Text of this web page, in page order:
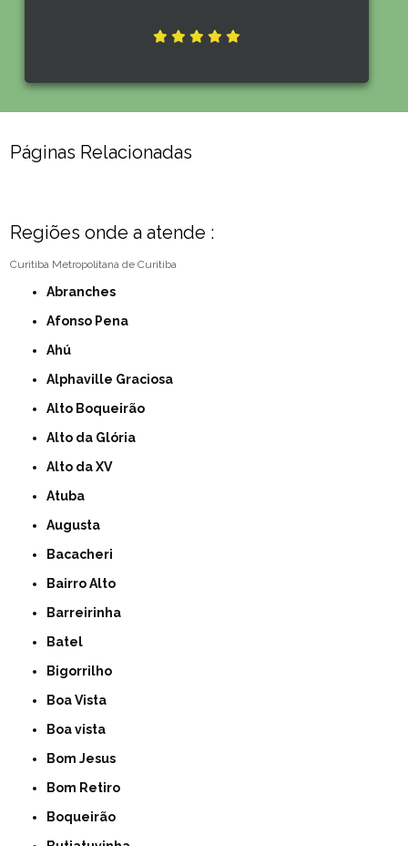
Páginas Relacionadas
Regiões onde a atende :
Curitiba Metropolitana de Curitiba
Abranches
Afonso Pena
Ahú
Alphaville Graciosa
Alto Boqueirão
Alto da Glória
Alto da XV
Atuba
Augusta
Bacacheri
Bairro Alto
Barreirinha
Batel
Bigorrilho
Boa Vista
Boa vista
Bom Jesus
Bom Retiro
Boqueirão